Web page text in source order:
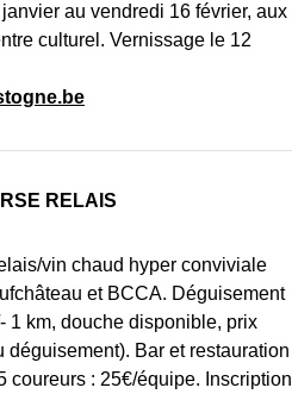
au vendredi 16 février, aux
culturel. Vernissage le 12
RELAIS
vin chaud hyper conviviale
et BCCA. Déguisement
1 km, douche disponible, prix
Bar et restauration
coureurs : 25€/équipe. Inscription